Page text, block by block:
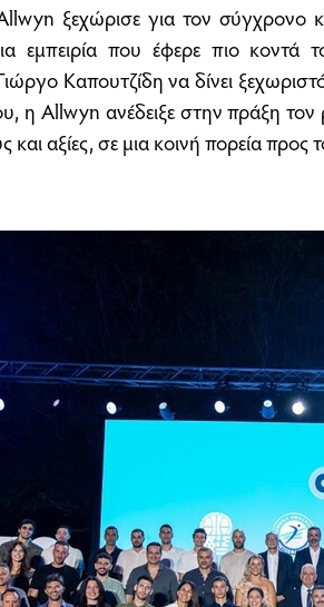
ξεχώρισε για τον σύγχρονο
εμπειρία που έφερε πιο κοντά
Καπουτζίδη να δίνει
η Allwyn ανέδειξε στην πράξη
αξίες, σε μια κοινή πορεία προς